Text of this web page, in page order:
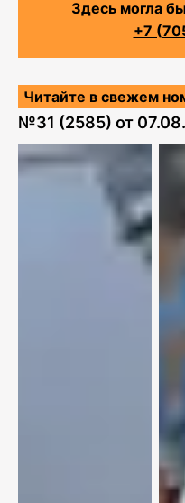
Здесь могла
+7
Читайте в свежем
№31 (2585) от